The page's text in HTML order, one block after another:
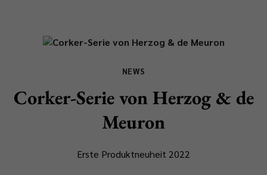
NEWS
Corker-Serie von Herzog & de
Meuron
Erste Produktneuheit 2022